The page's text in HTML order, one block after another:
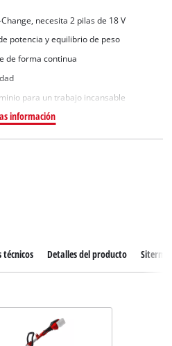
necesita 2 pilas de 18 V
potencia y equilibrio de peso
de forma continua
para un trabajo incansable
información
técnicos Detalles del producto